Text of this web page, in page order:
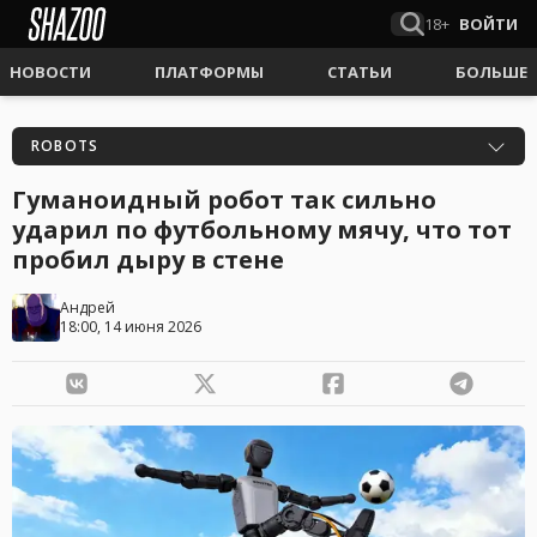
18+ ВОЙТИ
НОВОСТИ ПЛАТФОРМЫ СТАТЬИ БОЛЬШЕ
ROBOTS
Гуманоидный робот так сильно
ударил по футбольному мячу, что тот
пробил дыру в стене
Андрей
18:00, 14 июня 2026